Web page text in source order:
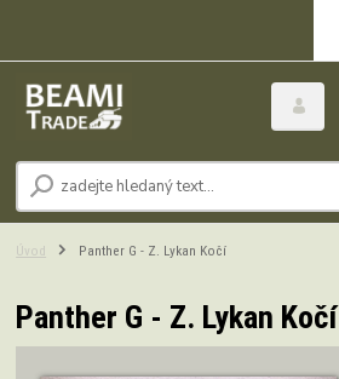
Úvod Panther G - Z. Lykan Kočí
Panther G - Z. Lykan Kočí